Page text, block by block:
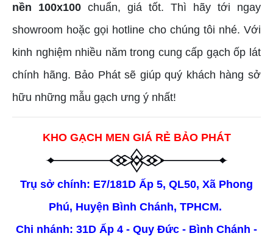
nền 100x100 chuẩn, giá tốt. Thì hãy tới ngay
showroom hoặc gọi hotline cho chúng tôi nhé. Với
kinh nghiệm nhiều năm trong cung cấp gạch ốp lát
chính hãng. Bảo Phát sẽ giúp quý khách hàng sở
hữu những mẫu gạch ưng ý nhất!
KHO GẠCH MEN GIÁ RẺ BẢO PHÁT
Trụ sở chính: E7/181D Ấp 5, QL50, Xã Phong
Phú, Huyện Bình Chánh, TPHCM.
Chi nhánh: 31D Ấp 4 - Quy Đức - Bình Chánh -